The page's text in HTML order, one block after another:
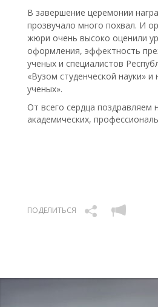
В завершение церемонии
прозвучало много похвал. И
жюри очень высоко оценили
оформления, эффектность
ученых и специалистов
«Вузом студенческой науки»
ученых».
От всего сердца поздравляем
академических,
ПОДЕЛИТЬСЯ